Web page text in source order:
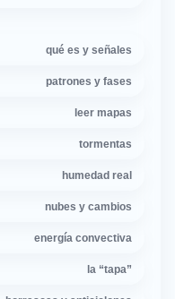
qué es y señales
patrones y fases
leer mapas
tormentas
humedad real
nubes y cambios
energía convectiva
la “tapa”